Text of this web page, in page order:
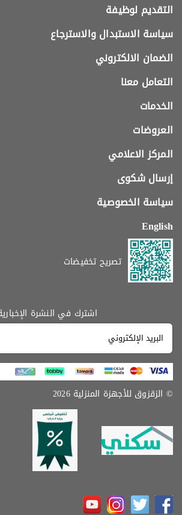
التقديم لوظيفة
سياسة الاستبدال والاسترجاع
الضمان الالكتروني
التعامل معنا
الخدمات
العروضات
المركز الاعلامي
إرسال شكوى
سياسة الخصوصية
English
تصريح تخفيضات
اشترك في النشرة الإخبارية
© الزقزوق للأجهزة المنزلية 2026